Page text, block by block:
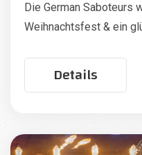
Die German Saboteurs
Weihnachtsfest & ein
Details